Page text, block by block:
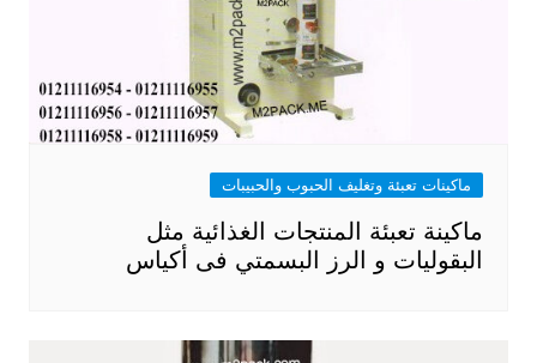
ماكينات تعبئة وتغليف الحبوب والحبيبات
ماكينة تعبئة المنتجات الغذائية مثل
البقوليات و الرز البسمتي فى أكياس